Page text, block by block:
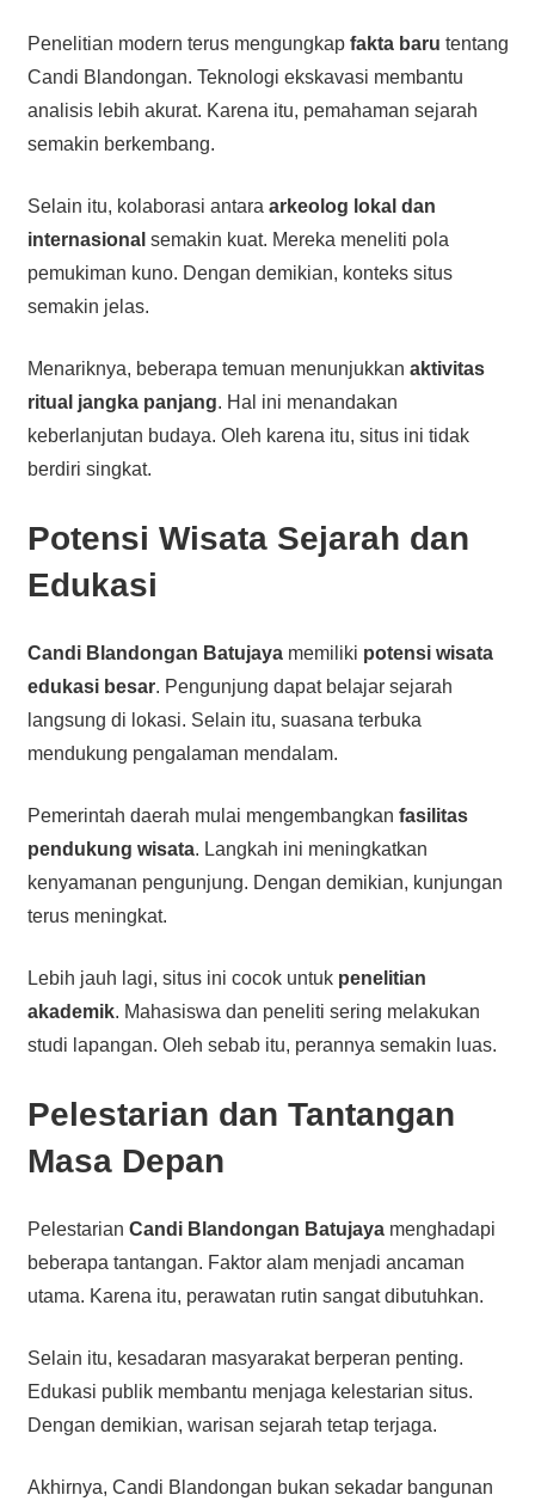
Penelitian modern terus mengungkap fakta baru tentang
Candi Blandongan. Teknologi ekskavasi membantu
analisis lebih akurat. Karena itu, pemahaman sejarah
semakin berkembang.
Selain itu, kolaborasi antara arkeolog lokal dan
internasional semakin kuat. Mereka meneliti pola
pemukiman kuno. Dengan demikian, konteks situs
semakin jelas.
Menariknya, beberapa temuan menunjukkan aktivitas
ritual jangka panjang. Hal ini menandakan
keberlanjutan budaya. Oleh karena itu, situs ini tidak
berdiri singkat.
Potensi Wisata Sejarah dan
Edukasi
Candi Blandongan Batujayamemiliki potensi wisata
edukasi besar. Pengunjung dapat belajar sejarah
langsung di lokasi. Selain itu, suasana terbuka
mendukung pengalaman mendalam.
Pemerintah daerah mulai mengembangkan fasilitas
pendukung wisata. Langkah ini meningkatkan
kenyamanan pengunjung. Dengan demikian, kunjungan
terus meningkat.
Lebih jauh lagi, situs ini cocok untuk penelitian
akademik. Mahasiswa dan peneliti sering melakukan
studi lapangan. Oleh sebab itu, perannya semakin luas.
Pelestarian dan Tantangan
Masa Depan
Pelestarian Candi Blandongan Batujayamenghadapi
beberapa tantangan. Faktor alam menjadi ancaman
utama. Karena itu, perawatan rutin sangat dibutuhkan.
Selain itu, kesadaran masyarakat berperan penting.
Edukasi publik membantu menjaga kelestarian situs.
Dengan demikian, warisan sejarah tetap terjaga.
Akhirnya, Candi Blandongan bukan sekadar bangunan